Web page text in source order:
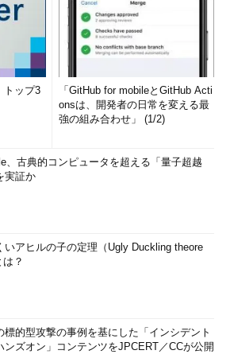
トップ3
「GitHub for mobileとGitHub Acti
onsは、開発者の日常を変える最
強の組み合わせ」 (1/2)
、古典的コンピュータを超える「量子超越
実証か
いアヒルの子の定理（Ugly Duckling theore
？
標的型攻撃の事例を基にした「インシデント
ンズオン」コンテンツをJPCERT／CCが公開